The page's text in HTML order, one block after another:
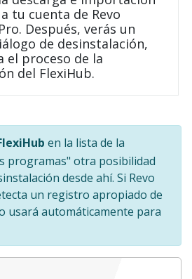
tu cuenta de Revo
Después, verás un
de desinstalación,
el proceso de la
del FlexiHub.
en la lista de la
programas" otra posibilidad
desde ahí. Si Revo
un registro apropiado de
usará automáticamente para